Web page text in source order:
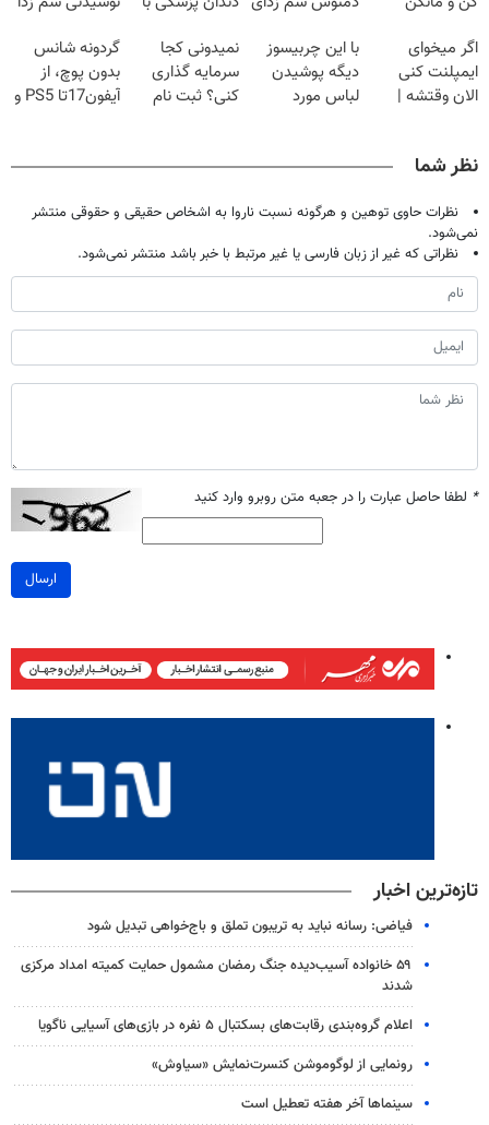
امشب)
خانگی
اگر میخوای
ایمپلنت کنی
الان وقتشه |
با این چربیسوز
دیگه پوشیدن
لباس مورد
نمیدونی کجا
سرمایه گذاری
کنی؟ ثبت نام
گردونه شانس
بدون پوچ، از
آیفون17تا PS5 و
نظر شما
نظرات حاوی توهین و هرگونه نسبت ناروا به اشخاص حقیقی و حقوقی منتشر
نمی‌شود.
نظراتی که غیر از زبان فارسی یا غیر مرتبط با خبر باشد منتشر نمی‌شود.
* لطفا حاصل عبارت را در جعبه متن روبرو وارد کنید
ارسال
تازه‌ترین اخبار
فیاضی: رسانه نباید به تریبون تملق و باج‌خواهی تبدیل شود
۵۹ خانواده آسیب‌دیده جنگ رمضان مشمول حمایت کمیته امداد مرکزی
شدند
اعلام گروه‌بندی رقابت‌های بسکتبال ۵ نفره در بازی‌های آسیایی ناگویا
رونمایی از لوگوموشن کنسرت‌نمایش «سیاوش»
سینماها آخر هفته تعطیل است